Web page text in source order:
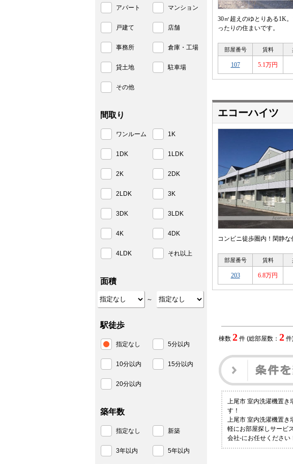
30㎡超えのゆとりある1K
ったりの住まいです。
部屋番号 賃料
107 5.1万円
エコーハイツ
コンビニ徒歩圏内！閑静
部屋番号 賃料
203 6.8万円
棟数 2件 (総部屋数： 2
上尾市 室内洗濯機置き
す！
上尾市 室内洗濯機置き
軽にお部屋探しサービ
会社-にお任せください
アパート マンション
戸建て 店舗
事務所 倉庫・工場
貸土地 駐車場
その他
間取り
ワンルーム 1K
1DK 1LDK
2K 2DK
2LDK 3K
3DK 3LDK
4K 4DK
4LDK それ以上
面積
～
駅徒歩
指定なし 5分以内
10分以内 15分以内
20分以内
築年数
指定なし 新築
3年以内 5年以内